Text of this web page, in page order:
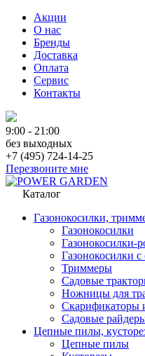
Акции
О нас
Бренды
Доставка
Оплата
Сервис
Контакты
9:00 - 21:00
без выходных
+7 (495) 724-14-25
Перезвоните мне
Каталог
Газонокосилки,
Газонокосилки
Газонокосилки-
Газонокосилки с
Триммеры
Садовые
Ножницы для
Скарификаторы
Садовые
Цепные пилы,
Цепные пилы